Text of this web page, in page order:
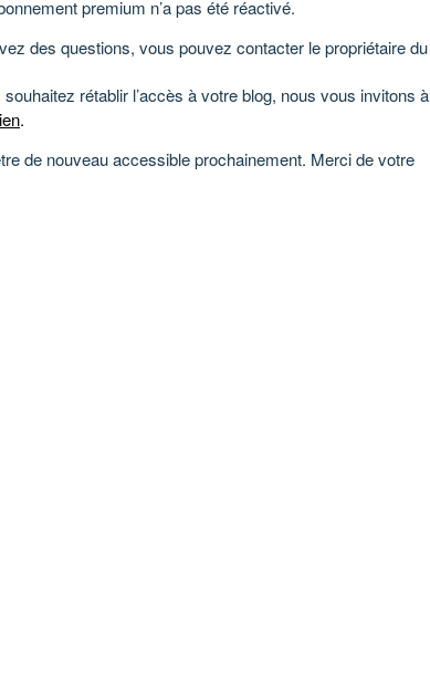
premium n’a pas été réactivé.
des questions, vous pouvez contacter le propriétaire du
souhaitez rétablir l’accès à votre blog, nous vous invitons à
.
de nouveau accessible prochainement. Merci de votre